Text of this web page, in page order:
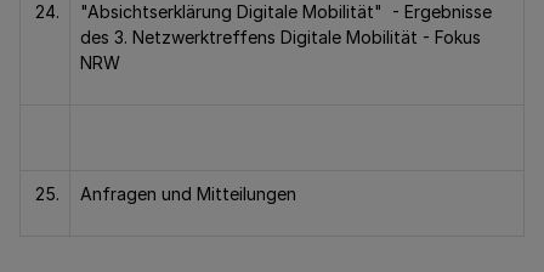
24.
"Absichtserklärung Digitale Mobilität" - Ergebnisse
des 3. Netzwerktreffens Digitale Mobilität - Fokus
NRW
25. Anfragen und Mitteilungen